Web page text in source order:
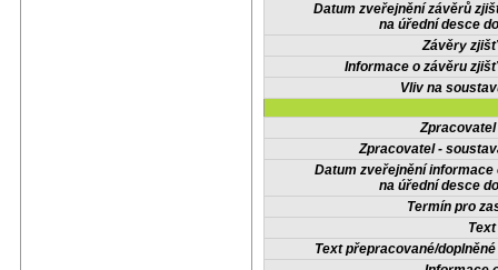
Datum zveřejnění závěrů
na úřední desce
Závěry
Informace o závěru
Vliv na
Zpracovatel -
Datum zveřejnění informace
na úřední desce
Termín pro
Text přepracované/